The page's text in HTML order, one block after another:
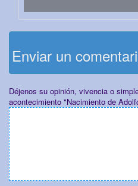
Enviar un
Déjenos su opinión, vivencia o
acontecimiento "Nacimiento de